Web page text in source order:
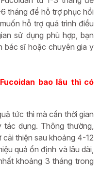
tháng để hỗ trợ phục hồi
hỗ trợ quá trình điều
sử dụng phù hợp, bạn
bác sĩ hoặc chuyên gia y
bao lâu thì có
tức thì mà cần thời gian
dụng. Thông thường,
thiện sau khoảng 4-12
quả ổn định và lâu dài,
khoảng 3 tháng trong